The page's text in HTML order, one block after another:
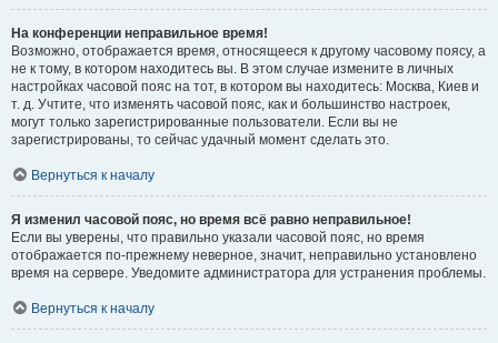
На конференции неправильное время!
Возможно, отображается время, относящееся к другому часовому поясу, а
не к тому, в котором находитесь вы. В этом случае измените в личных
настройках часовой пояс на тот, в котором вы находитесь: Москва, Киев и
т. д. Учтите, что изменять часовой пояс, как и большинство настроек,
могут только зарегистрированные пользователи. Если вы не
зарегистрированы, то сейчас удачный момент сделать это.
Вернуться к началу
Я изменил часовой пояс, но время всё равно неправильное!
Если вы уверены, что правильно указали часовой пояс, но время
отображается по-прежнему неверное, значит, неправильно установлено
время на сервере. Уведомите администратора для устранения проблемы.
Вернуться к началу